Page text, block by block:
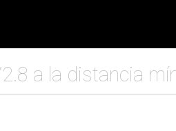
a la distancia